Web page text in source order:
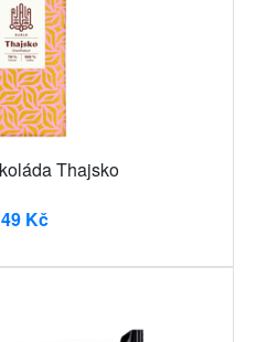
Thajsko
Kč